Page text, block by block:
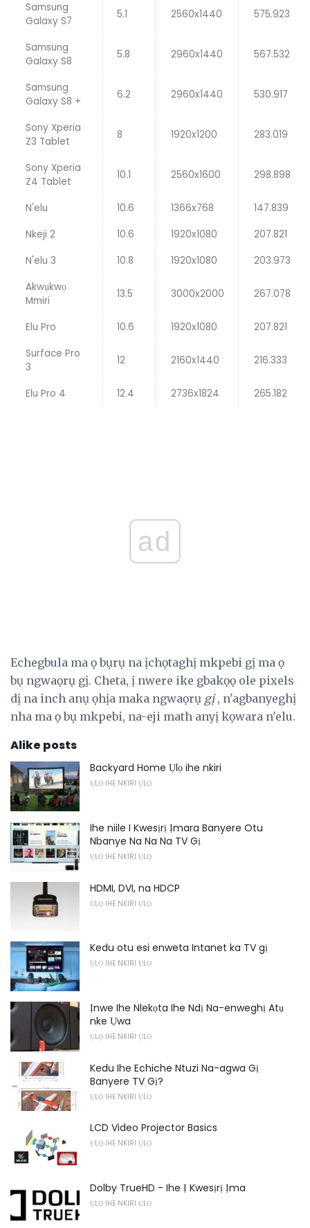
Samsung
Galaxy S7
5.1 2560x1440 575.923
Samsung
Galaxy S8
5.8 2960x1440 567.532
Samsung
Galaxy S8 +
6.2 2960x1440 530.917
Sony Xperia
Z3 Tablet
8 1920x1200 283.019
Sony Xperia
Z4 Tablet
10.1 2560x1600 298.898
N'elu 10.6 1366x768
147.839
Nkeji 2
10.6 1920x1080
207.821
N'elu 3
10.8 1920x1080
203.973
Akwụkwọ
Mmiri
13.5 3000x2000 267.078
Elu Pro 10.6 1920x1080
207.821
Surface Pro
3
12 2160x1440 216.333
Elu Pro 4 12.4 2736x1824 265.182
ad
Echegbula ma ọ bụrụ na ịchọtaghị mkpebi gị ma ọ
bụ ngwaọrụ gị. Cheta, ị nwere ike gbakọọ ole pixels
dị na inch anụ ọhịa maka ngwaọrụ gị, n'agbanyeghị
nha ma ọ bụ mkpebi, na-eji math anyị kọwara n'elu.
Alike posts
Backyard Home Ụlọ ihe nkiri
ỤLỌ IHE NKIRI ỤLỌ
Ihe niile I Kwesịrị Ịmara Banyere Otu
Nbanye Na Na Na TV Gị
ỤLỌ IHE NKIRI ỤLỌ
HDMI, DVI, na HDCP
ỤLỌ IHE NKIRI ỤLỌ
Kedu otu esi enweta Intanet ka TV gị
ỤLỌ IHE NKIRI ỤLỌ
Ịnwe Ihe Nlekọta Ihe Ndị Na-enweghị Atụ
nke Ụwa
ỤLỌ IHE NKIRI ỤLỌ
Kedu Ihe Echiche Ntuzi Na-agwa Gị
Banyere TV Gị?
ỤLỌ IHE NKIRI ỤLỌ
LCD Video Projector Basics
ỤLỌ IHE NKIRI ỤLỌ
Dolby TrueHD - Ihe Ị Kwesịrị Ịma
ỤLỌ IHE NKIRI ỤLỌ